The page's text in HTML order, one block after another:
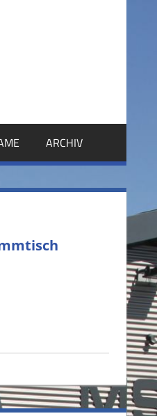
ARCHIV